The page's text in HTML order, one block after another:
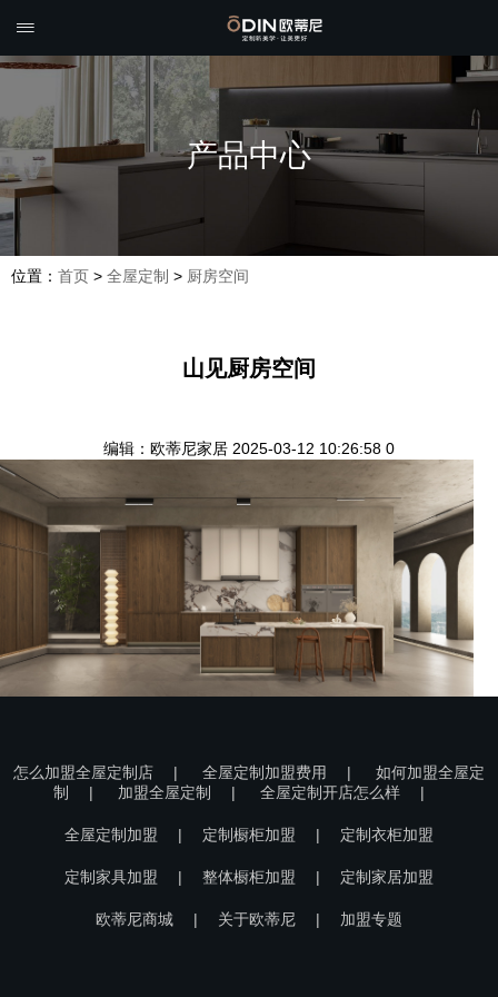

产品中心
位置： 首页 > 全屋定制 > 厨房空间
山见厨房空间
编辑：欧蒂尼家居 2025-03-12 10:26:58 0
怎么加盟全屋定制店 | 全屋定制加盟费用 |
如何加盟全屋定
制
| 加盟全屋定制 | 全屋定制开店怎么样 |
全屋定制加盟 | 定制橱柜加盟 | 定制衣柜加盟
定制家具加盟 | 整体橱柜加盟 | 定制家居加盟
欧蒂尼商城 | 关于欧蒂尼 | 加盟专题